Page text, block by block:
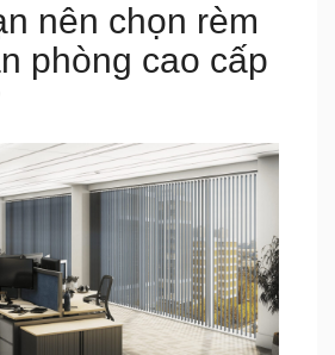
nên chọn rèm
phòng cao cấp